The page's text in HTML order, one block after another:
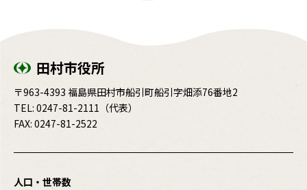
田村市役所
〒963-4393 福島県田村市船引町船引字畑添76番地2
TEL: 0247-81-2111 （代表）
FAX: 0247-81-2522
人口・世帯数